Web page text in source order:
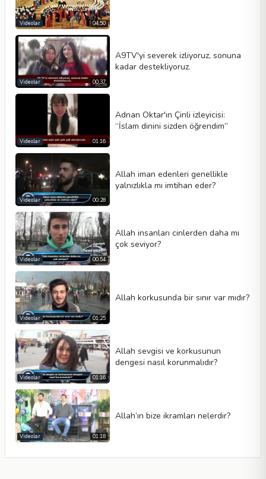
04:50
Videolar
00:37
Videolar
A9TV'yi severek izliyoruz, sonuna
kadar destekliyoruz.
01:16
Videolar
Adnan Oktar'ın Çinli izleyicisi:
“İslam dinini sizden öğrendim”
00:28
Videolar
Allah iman edenleri genellikle
yalnızlıkla mı imtihan eder?
00:54
Videolar
Allah insanları cinlerden daha mı
çok seviyor?
01:25
Videolar
Allah korkusunda bir sınır var mıdır?
01:16
Videolar
Allah sevgisi ve korkusunun
dengesi nasıl korunmalıdır?
01:18
Videolar
Allah’ın bize ikramları nelerdir?